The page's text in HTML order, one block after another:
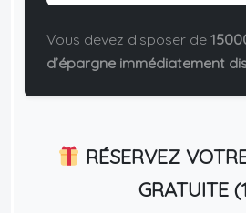
Vous devez disposer de
d’épargne immédiatement
RÉSERVEZ
GRATUITE